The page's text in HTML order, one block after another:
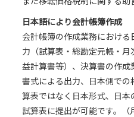
日本語により会計帳簿作成
会計帳簿の作成業務におけ
力（試算表・総勘定元帳・
益計算書等）、決算書の作
書式による出力、日本側で
算表ではなく日本形式、日
試算表に提出が可能です。